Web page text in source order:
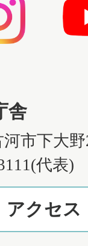
舎
市下大
代表)
アクセス